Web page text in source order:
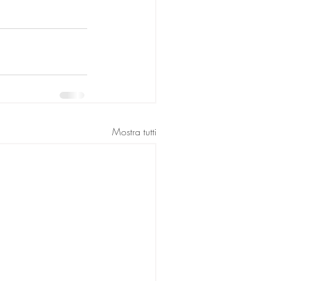
Mostra tutti